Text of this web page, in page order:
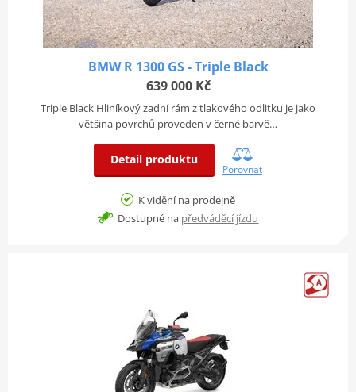
BMW R 1300 GS - Triple Black
639 000 Kč
Triple Black Hliníkový zadní rám z tlakového odlitku je jako
většina povrchů proveden v černé barvě…
Detail produktu
Porovnat
K vidění na prodejně
Dostupné na předváděcí jízdu